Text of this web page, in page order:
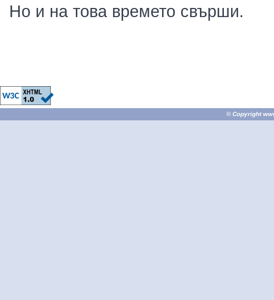
Но и на това времето свърши.
© Copyright